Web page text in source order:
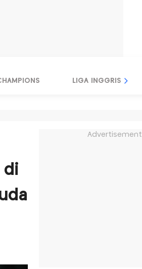
LIGA INGGRIS
di
Advertisement